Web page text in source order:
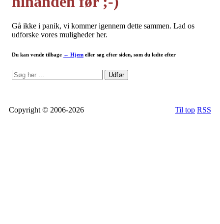
Gå ikke i panik, vi kommer igennem dette sammen. Lad os
udforske vores muligheder her.
Du kan vende tilbage ← Hjem eller søg efter siden, som du ledte efter
Copyright © 2006-2026 Til top RSS